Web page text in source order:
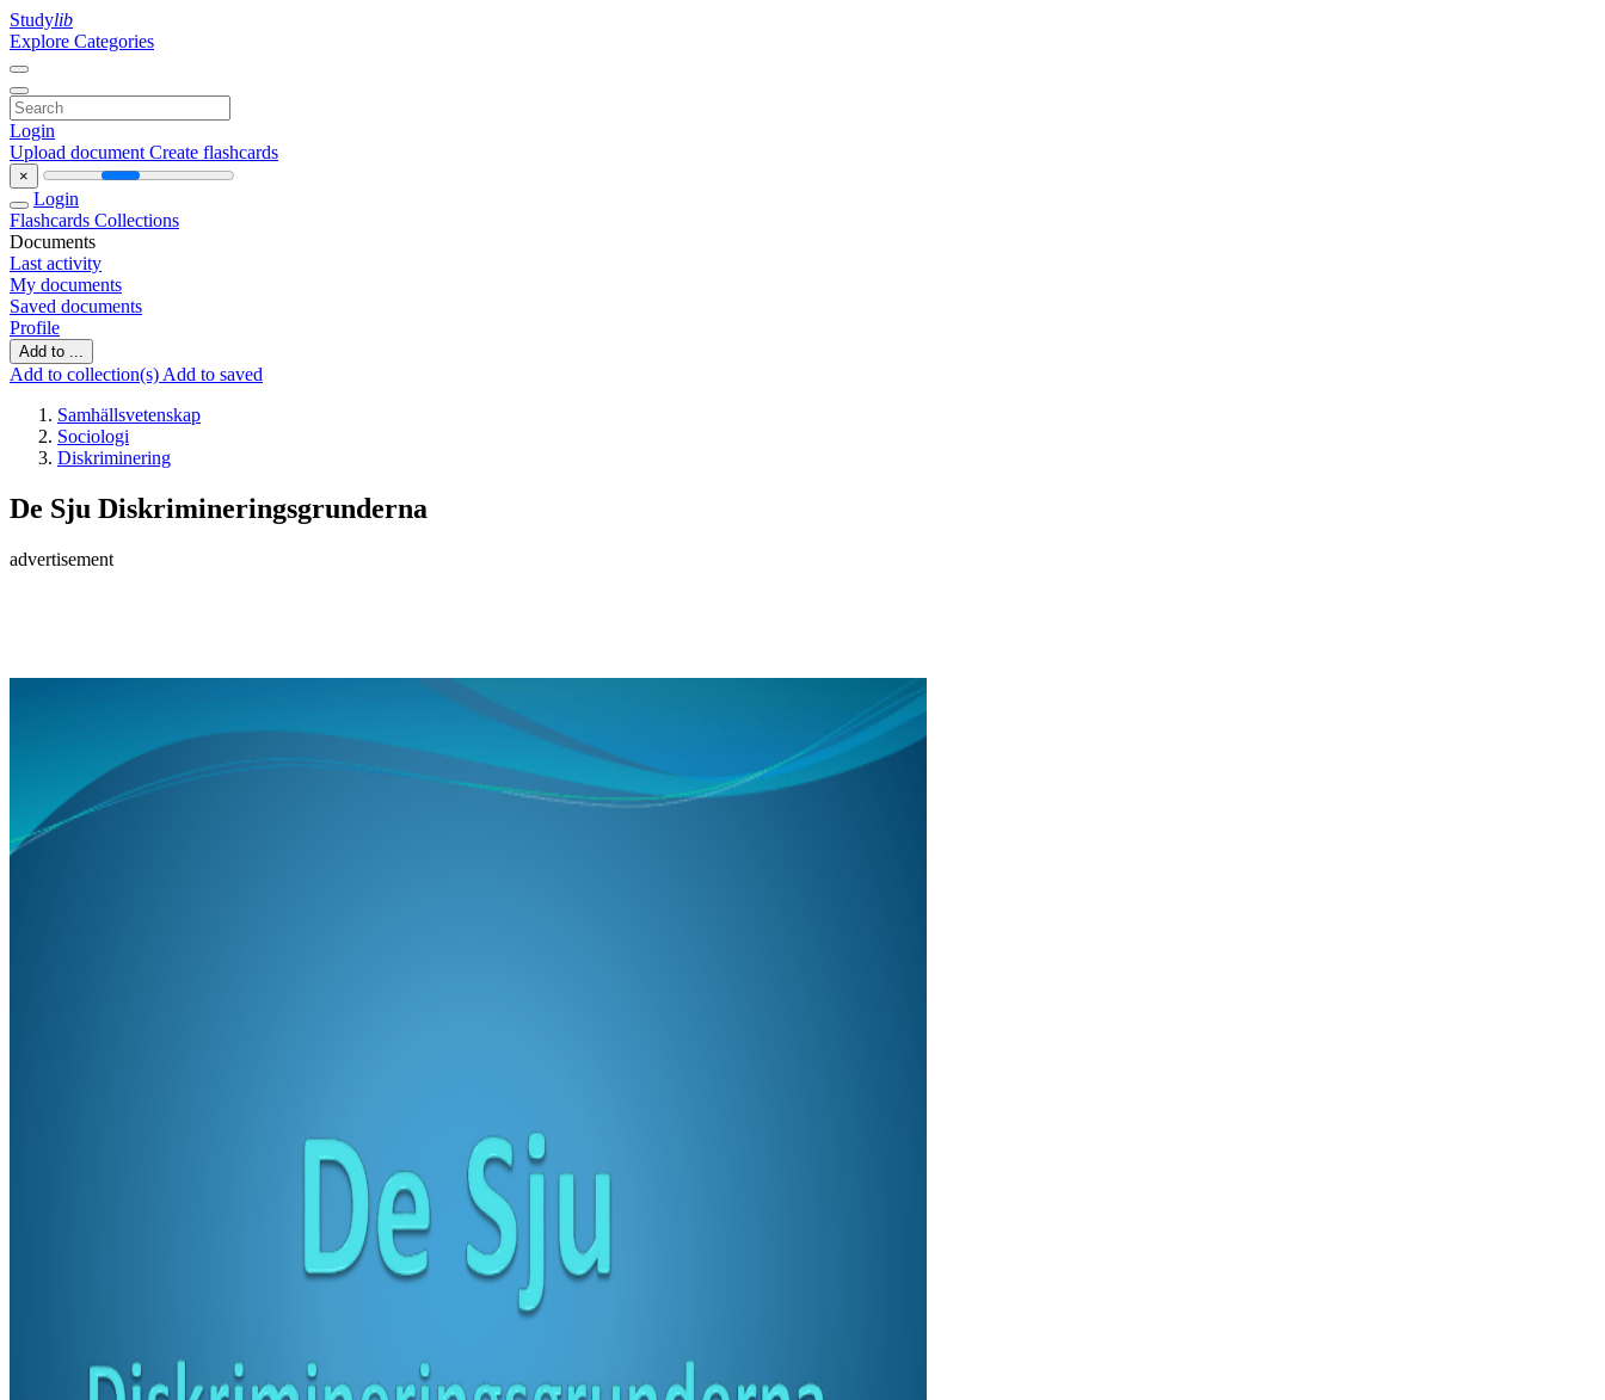
Studylib
Explore Categories
Login
Upload document Create flashcards
×
Login
Flashcards Collections
Documents
Last activity
My documents
Saved documents
Profile
Add to ...
Add to collection(s) Add to saved
Samhällsvetenskap
Sociologi
Diskriminering
De Sju Diskrimineringsgrunderna
advertisement